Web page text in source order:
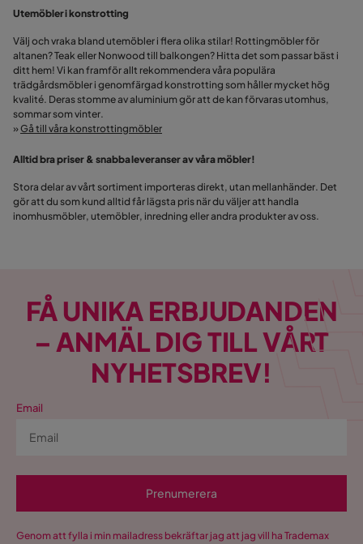
Utemöbler i konstrotting
Välj och vraka bland utemöbler i flera olika stilar! Rottingmöbler för
altanen? Teak eller Nonwood till balkongen? Hitta det som passar bäst i
ditt hem! Vi kan framför allt rekommendera våra populära
trädgårdsmöbler i genomfärgad konstrotting som håller mycket hög
kvalité. Deras stomme av aluminium gör att de kan förvaras utomhus,
sommar som vinter.
»Gå till våra konstrottingmöbler
Alltid bra priser & snabba leveranser av våra möbler!
Stora delar av vårt sortiment importeras direkt, utan mellanhänder. Det
gör att du som kund alltid får lägsta pris när du väljer att handla
inomhusmöbler, utemöbler, inredning eller andra produkter av oss.
FÅ UNIKA ERBJUDANDEN
– ANMÄL DIG TILL VÅRT
NYHETSBREV!
Email
Prenumerera
Genom att fylla i min mailadress bekräftar jag att jag vill ha Trademax